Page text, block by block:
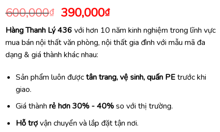
600,000₫ Giá
gốc
là:
600,000₫.
390,000₫Giá
hiện
tại
là:
Hàng Thanh Lý 436 với hơn 10 năm kinh nghiệm trong lĩnh vực
mua bán nội thất văn phòng, nội thất gia đình với mẫu mã đa
dạng & giá thành khác nhau:
Sản phẩm luôn đượctân trang, vệ sinh, quấn PEtrước khi
giao.
Giá thành rẻ hơn 30% - 40%so với thị trường.
Hỗ trợvận chuyển và lắp đặt tận nơi.